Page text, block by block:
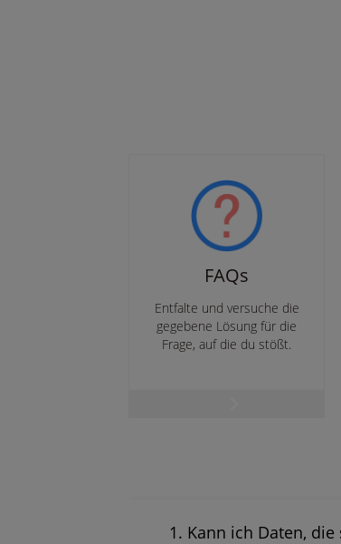
FAQs
Entfalte und versuche die
gegebene Lösung für die
Frage, auf die du stößt.
1. Kann ich Daten,